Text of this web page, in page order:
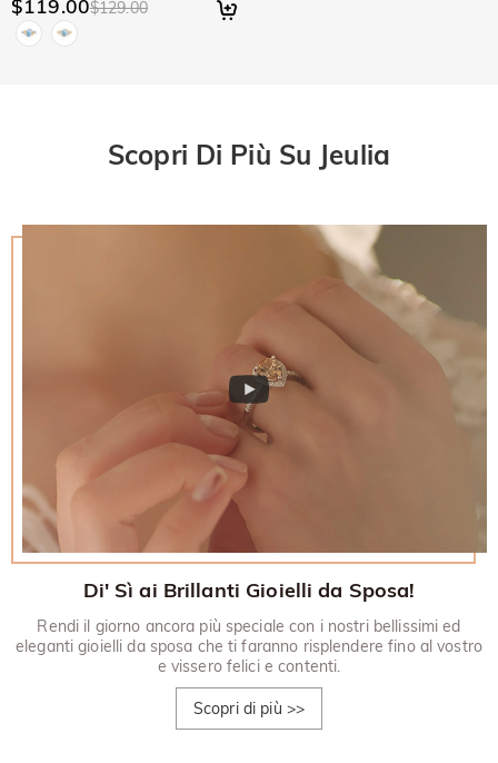
$119.00$129.00
Scopri Di Più Su Jeulia
Di' Sì ai Brillanti Gioielli da Sposa!
Rendi il giorno ancora più speciale con i nostri bellissimi ed
eleganti gioielli da sposa che ti faranno risplendere fino al vostro
e vissero felici e contenti.
Scopri di più >>